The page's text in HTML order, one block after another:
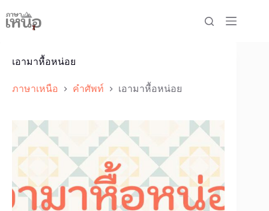
to
content
เอามาหื้อหน่อย
ภาษาเหนือ คำศัพท์ เอามาหื้อหน่อย